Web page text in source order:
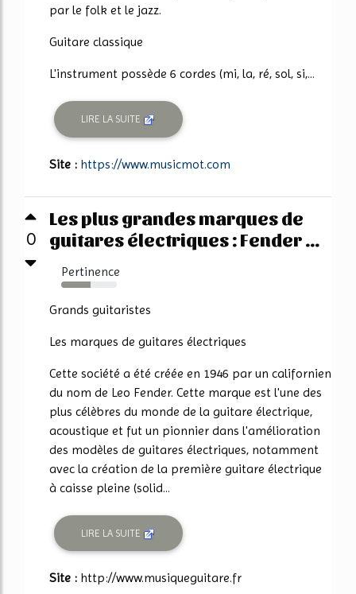
par le folk et le jazz.
Guitare classique
L'instrument possède 6 cordes (mi, la, ré, sol, si,...
LIRE LA SUITE
Site : https://www.musicmot.com
0
Les plus grandes marques de
guitares électriques : Fender ...
Pertinence
53%
Grands guitaristes
Les marques de guitares électriques
Cette société a été créée en 1946 par un californien
du nom de Leo Fender. Cette marque est l'une des
plus célèbres du monde de la guitare électrique,
acoustique et fut un pionnier dans l'amélioration
des modèles de guitares électriques, notamment
avec la création de la première guitare électrique
à caisse pleine (solid...
LIRE LA SUITE
Site : http://www.musiqueguitare.fr